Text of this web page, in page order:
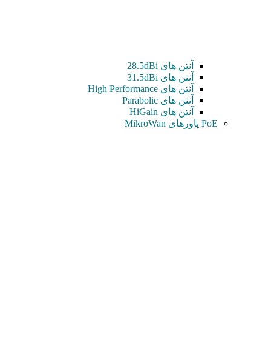
آنتن های 28.5dBi
آنتن های 31.5dBi
آنتن های High Performance
آنتن های Parabolic
آنتن های HiGain
PoE پاورهای MikroWan